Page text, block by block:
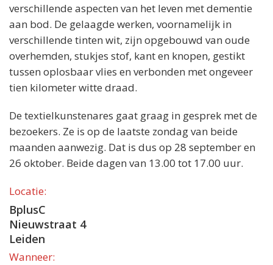
verschillende aspecten van het leven met dementie
aan bod. De gelaagde werken, voornamelijk in
verschillende tinten wit, zijn opgebouwd van oude
overhemden, stukjes stof, kant en knopen, gestikt
tussen oplosbaar vlies en verbonden met ongeveer
tien kilometer witte draad.
De textielkunstenares gaat graag in gesprek met de
bezoekers. Ze is op de laatste zondag van beide
maanden aanwezig. Dat is dus op 28 september en
26 oktober. Beide dagen van 13.00 tot 17.00 uur.
Locatie:
BplusC
Nieuwstraat 4
Leiden
Wanneer: